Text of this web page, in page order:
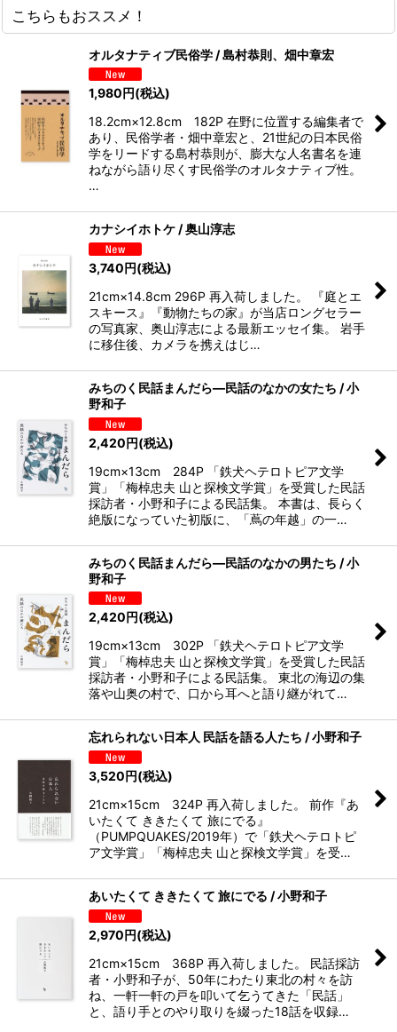
こちらもおススメ！
オルタナティブ民俗学 / 島村恭則、畑中章宏
1,980円(税込)
18.2cm×12.8cm 182P 在野に位置する編集者で
あり、民俗学者・畑中章宏と、21世紀の日本民俗
学をリードする島村恭則が、膨大な人名書名を連
ねながら語り尽くす民俗学のオルタナティブ性。
…
カナシイホトケ / 奥山淳志
3,740円(税込)
21cm×14.8cm 296P 再入荷しました。 『庭とエ
スキース』『動物たちの家』が当店ロングセラー
の写真家、奥山淳志による最新エッセイ集。 岩手
に移住後、カメラを携えはじ…
みちのく民話まんだら―民話のなかの女たち / 小
野和子
2,420円(税込)
19cm×13cm 284P 「鉄犬ヘテロトピア文学
賞」「梅棹忠夫 山と探検文学賞」を受賞した民話
採訪者・小野和子による民話集。 本書は、長らく
絶版になっていた初版に、「蔦の年越」の一…
みちのく民話まんだら―民話のなかの男たち / 小
野和子
2,420円(税込)
19cm×13cm 302P 「鉄犬ヘテロトピア文学
賞」「梅棹忠夫 山と探検文学賞」を受賞した民話
採訪者・小野和子による民話集。 東北の海辺の集
落や山奥の村で、口から耳へと語り継がれて…
忘れられない日本人 民話を語る人たち / 小野和子
3,520円(税込)
21cm×15cm 324P 再入荷しました。 前作『あ
いたくて ききたくて 旅にでる』
（PUMPQUAKES/2019年）で「鉄犬ヘテロトピ
ア文学賞」「梅棹忠夫 山と探検文学賞」を受…
あいたくて ききたくて 旅にでる / 小野和子
2,970円(税込)
21cm×15cm 368P 再入荷しました。 民話採訪
者・小野和子が、50年にわたり東北の村々を訪
ね、一軒一軒の戸を叩いて乞うてきた「民話」
と、語り手とのやり取りを綴った18話を収録…